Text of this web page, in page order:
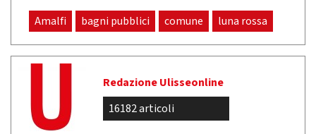
Amalfi bagni pubblici comune luna rossa
Redazione Ulisseonline
16182 articoli